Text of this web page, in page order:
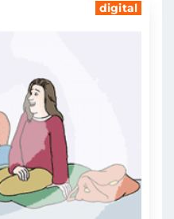
digital